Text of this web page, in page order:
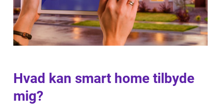
Hvad kan smart home tilbyde
mig?